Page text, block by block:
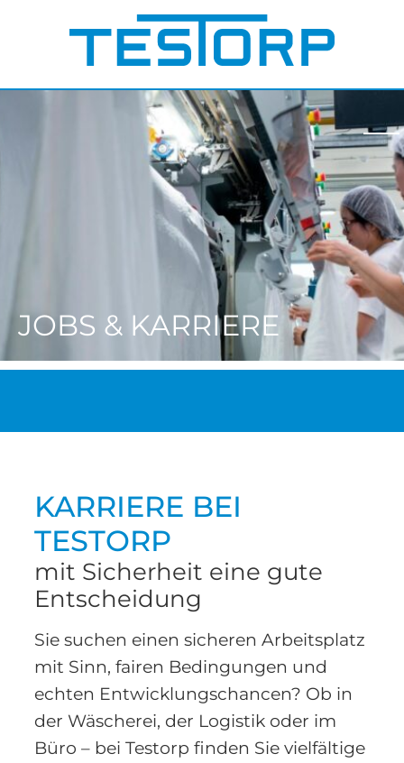
JOBS & KARRIERE
KARRIERE BEI
TESTORP
mit Sicherheit eine gute
Entscheidung
Sie suchen einen sicheren Arbeitsplatz
mit Sinn, fairen Bedingungen und
echten Entwicklungschancen? Ob in
der Wäscherei, der Logistik oder im
Büro – bei Testorp finden Sie vielfältige